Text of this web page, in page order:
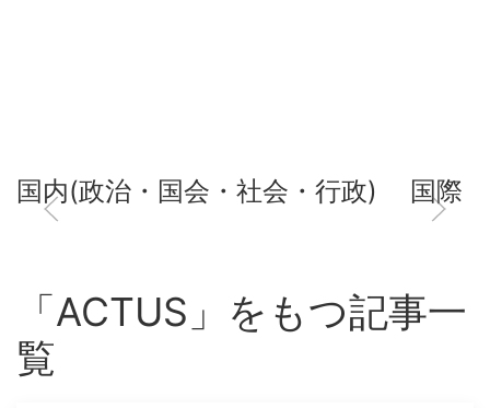
国内(政治・国会・社会・行政) 国際
「ACTUS」をもつ記事一
覧